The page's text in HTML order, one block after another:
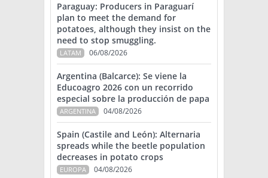
Paraguay: Producers in Paraguarí
plan to meet the demand for
potatoes, although they insist on the
need to stop smuggling.
LATAM 06/08/2026
Argentina (Balcarce): Se viene la
Educoagro 2026 con un recorrido
especial sobre la producción de papa
ARGENTINA 04/08/2026
Spain (Castile and León): Alternaria
spreads while the beetle population
decreases in potato crops
EUROPA 04/08/2026